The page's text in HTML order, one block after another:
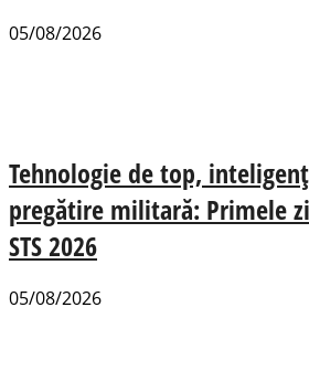
05/08/2026
Tehnologie de top,
pregătire militară: Primele
STS 2026
05/08/2026